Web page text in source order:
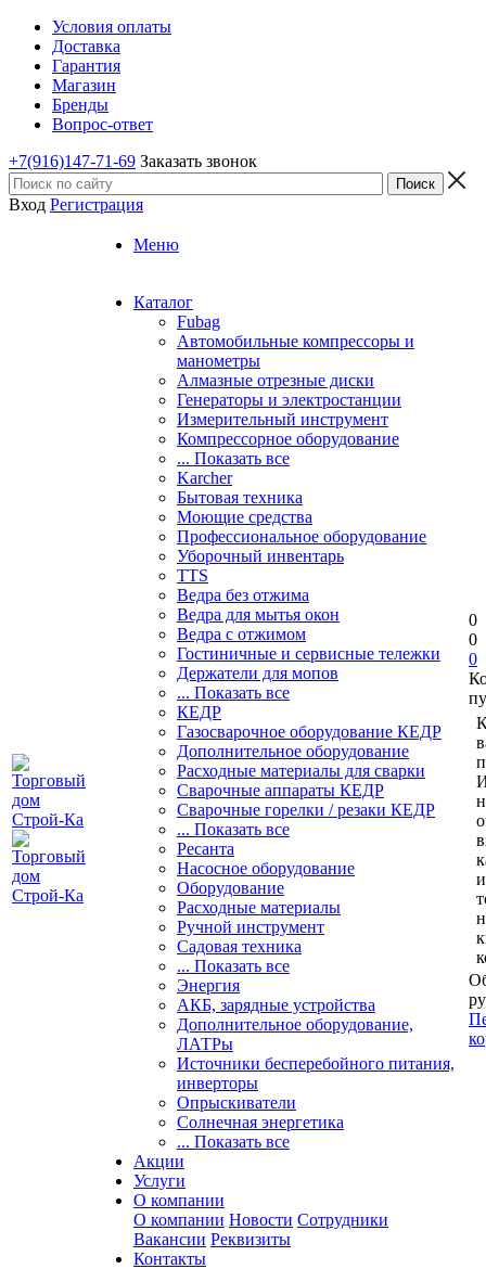
Условия оплаты
Доставка
Гарантия
Магазин
Бренды
Вопрос-ответ
+7(916)147-71-69 Заказать звонок
Вход Регистрация
Меню
Каталог
Fubag
Автомобильные компрессоры и
манометры
Алмазные отрезные диски
Генераторы и электростанции
Измерительный инструмент
Компрессорное оборудование
... Показать все
Karcher
Бытовая техника
Моющие средства
Профессиональное оборудование
Уборочный инвентарь
TTS
Ведра без отжима
Ведра для мытья окон
Ведра с отжимом
Гостиничные и сервисные тележки
Держатели для мопов
... Показать все
КЕДР
Газосварочное оборудование КЕДР
Дополнительное оборудование
Расходные материалы для сварки
Сварочные аппараты КЕДР
Сварочные горелки / резаки КЕДР
... Показать все
Ресанта
Насосное оборудование
Оборудование
Расходные материалы
Ручной инструмент
Садовая техника
... Показать все
Энергия
АКБ, зарядные устройства
Дополнительное оборудование,
ЛАТРы
Источники бесперебойного питания,
инверторы
Опрыскиватели
Солнечная энергетика
... Показать все
Акции
Услуги
О компании
О компании Новости Сотрудники
Вакансии Реквизиты
Контакты
0
0
0